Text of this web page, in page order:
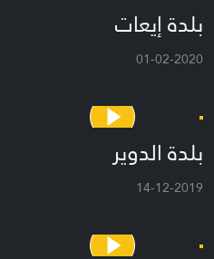
بلدة إيعات
01-02-2020
بلدة الدوير
14-12-2019